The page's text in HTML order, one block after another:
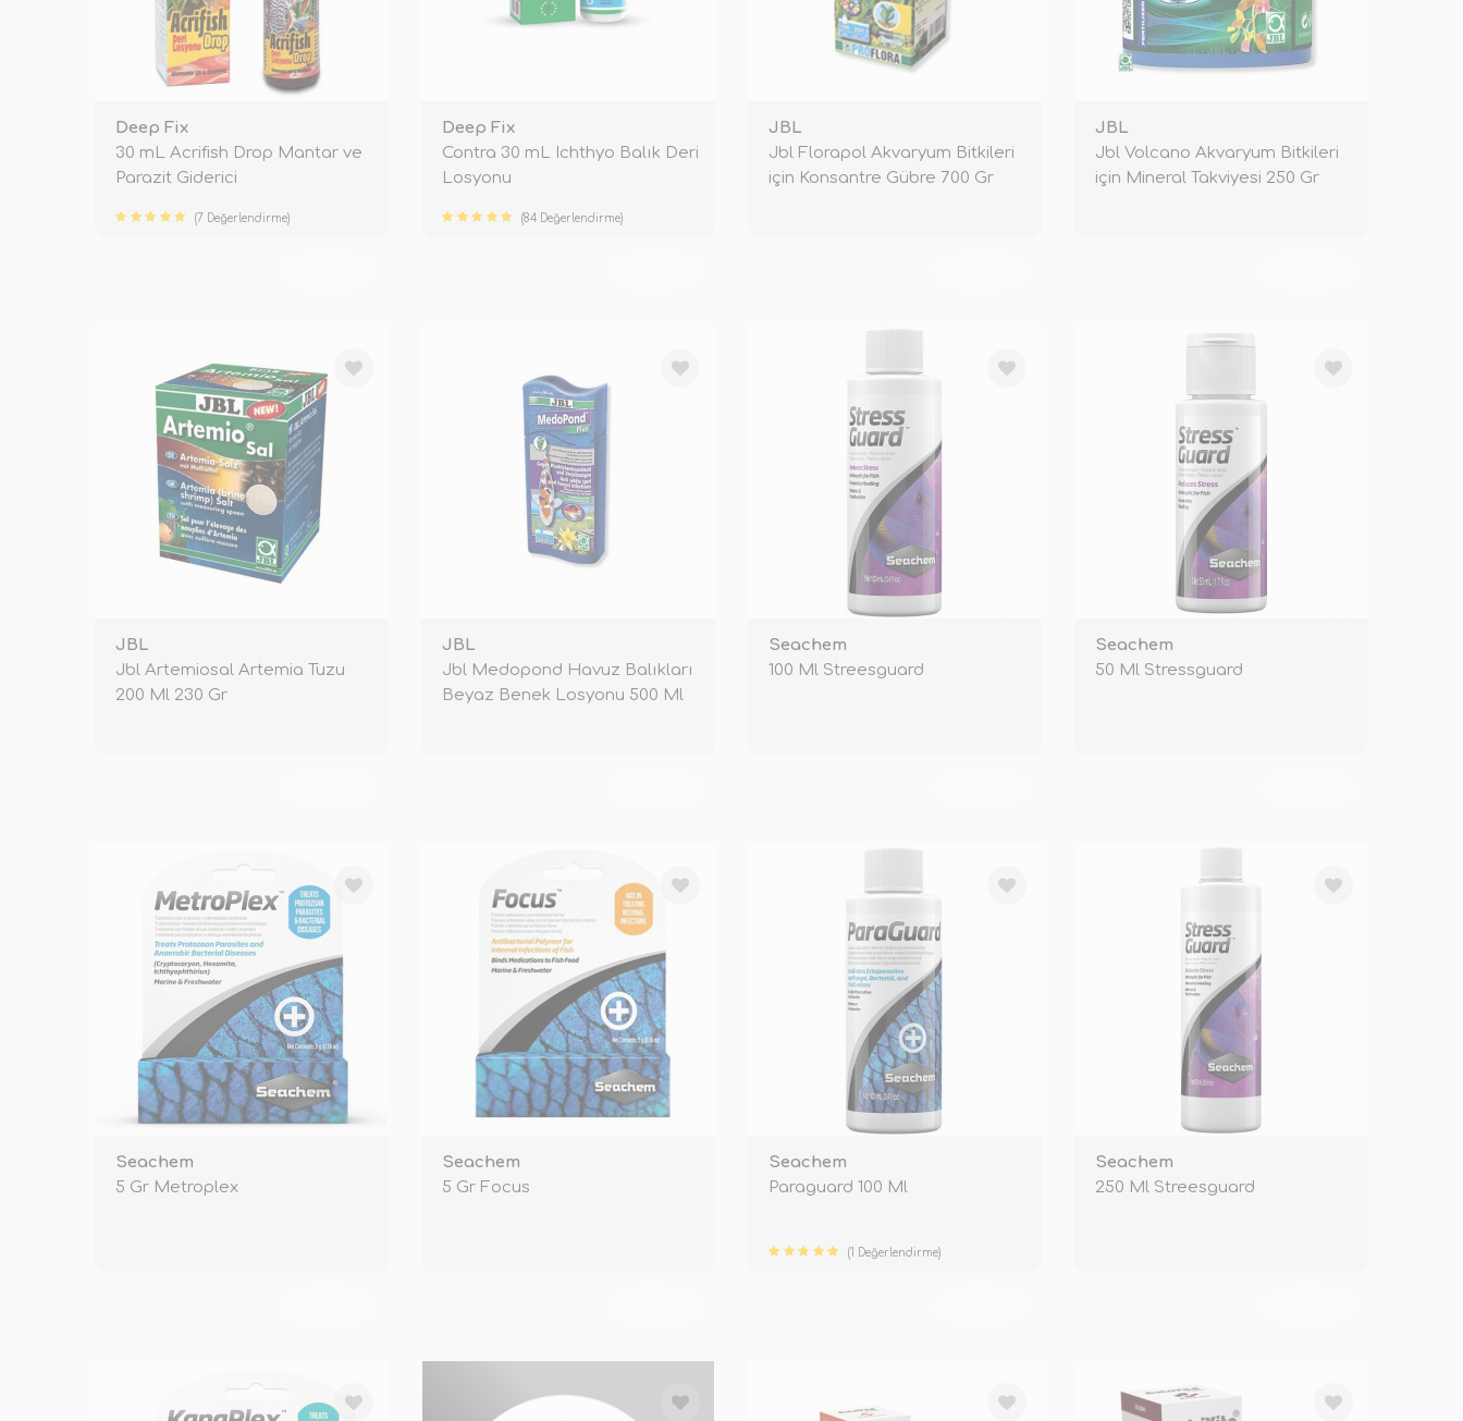
Deep Fix
30 mL Acrifish Drop Mantar ve
Parazit Giderici
(7 Değerlendirme)
Deep Fix
Contra 30 mL Ichthyo Balık Deri
Losyonu
(84 Değerlendirme)
JBL
Jbl Florapol Akvaryum Bitkileri
için Konsantre Gübre 700 Gr
JBL
Jbl Volcano Akvaryum Bitkileri
için Mineral Takviyesi 250 Gr
JBL
Jbl Artemiosal Artemia Tuzu
200 Ml 230 Gr
JBL
Jbl Medopond Havuz Balıkları
Beyaz Benek Losyonu 500 Ml
Seachem
100 Ml Streesguard
Seachem
50 Ml Stressguard
Seachem
5 Gr Metroplex
Seachem
5 Gr Focus
Seachem
Paraguard 100 Ml
(1 Değerlendirme)
Seachem
250 Ml Streesguard